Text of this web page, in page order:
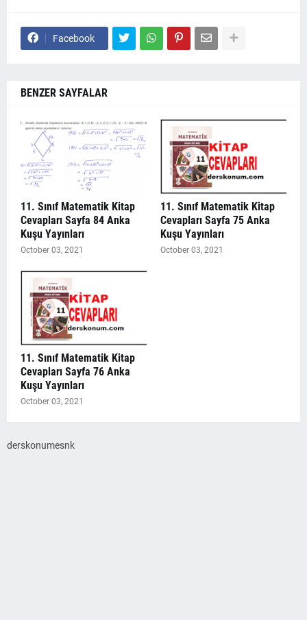
Facebook
BENZER SAYFALAR
11. Sınıf Matematik Kitap
Cevapları Sayfa 84 Anka
Kuşu Yayınları
October 03, 2021
11. Sınıf Matematik Kitap
Cevapları Sayfa 75 Anka
Kuşu Yayınları
October 03, 2021
11. Sınıf Matematik Kitap
Cevapları Sayfa 76 Anka
Kuşu Yayınları
October 03, 2021
derskonumesnk